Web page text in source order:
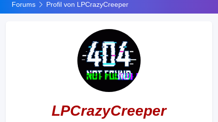
Forums Profil von LPCrazyCreeper
LPCrazyCreeper